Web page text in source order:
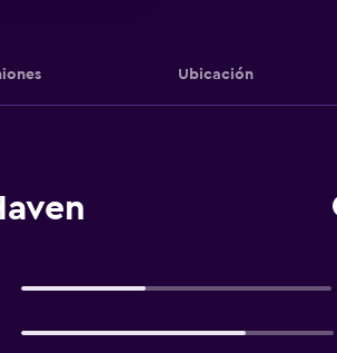
Ubicación